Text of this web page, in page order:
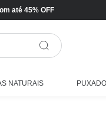
até 45% OFF
NATURAIS